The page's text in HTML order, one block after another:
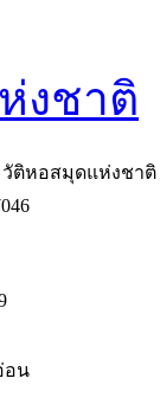
งชาติ
วัติหอสมุดแห่งชาติ
อน